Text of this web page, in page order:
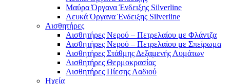
Μαύρα Όργανα Ένδειξης Silverline
Λευκά Όργανα Ένδειξης Silverline
Αισθητήρες
Αισθητήρες Νερού – Πετρελαίου με Φλάντζα
Αισθητήρες Νερού – Πετρελαίου με Σπείρωμα
Αισθητήρες Στάθμης Δεξαμενής Λυμάτων
Αισθητήρες Θερμοκρασίας
Αισθητήρες Πίεσης Λαδιού
Ηχεία